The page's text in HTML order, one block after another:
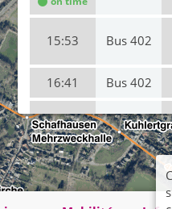
15:53 Bus 402
16:41 Bus 402
16:53 Bus 402